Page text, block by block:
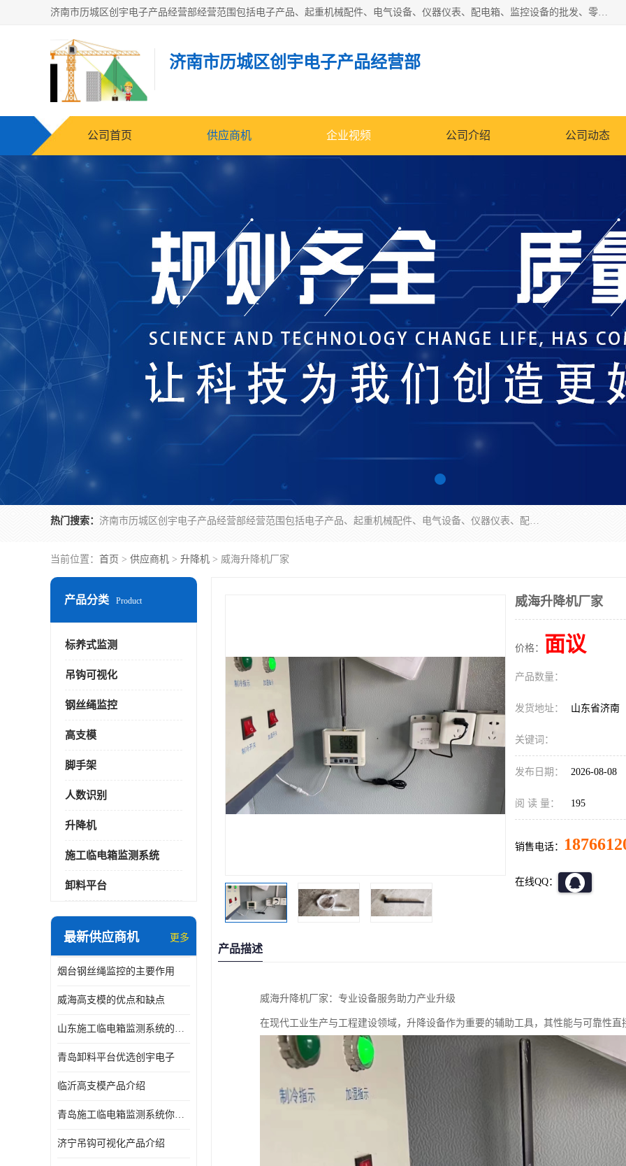
济南市历城区创宇电子产品经营部经营范围包括电子产品、起重机械配件、电气设备、仪器仪表、配电箱、监控设备的批发、零售；配电箱、仪器仪表（不含计量器）、工业自动化设备（不含特种设备、电力设备）的安装、维修。（依法须经批准的项目，经相关部门批准后方可开展经营活动）。
济南市历城区创宇电子产品经营部
公司首页 供应商机 企业视频 公司介绍 公司动态
热门搜索： 济南市历城区创宇电子产品经营部经营范围包括电子产品、起重机械配件、电气设备、仪器仪表、配电箱、监控设备的批发、零售；配电箱、仪器仪表（不含计量器）、工业自动化设备（不含特种设备、电力设备）的安装、维修。（依法须经批准的项目，经相关部门批准后方可开展经营活动）。
当前位置： 首页 > 供应商机 > 升降机 > 威海升降机厂家
产品分类 Product
标养式监测
吊钩可视化
钢丝绳监控
高支模
脚手架
人数识别
升降机
施工临电箱监测系统
卸料平台
最新供应商机 更多
烟台钢丝绳监控的主要作用
威海高支模的优点和缺点
山东施工临电箱监测系统的优点和缺点
青岛卸料平台优选创宇电子
临沂高支模产品介绍
青岛施工临电箱监测系统你了解吗，产品指南
济宁吊钩可视化产品介绍
威海升降机厂家
价格： 面议
产品数量：
发货地址： 山东省济南
关键词：
发布日期： 2026-08-08
阅 读 量： 195
销售电话：
在线QQ：
产品描述
威海升降机厂家：专业设备服务助力产业升级
在现代工业生产与工程建设领域，升降设备作为重要的辅助工具，其性能与可靠性直